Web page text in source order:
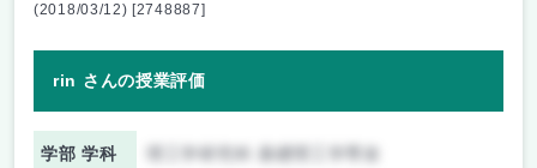
(2018/03/12) [2748887]
rin さんの授業評価
学部 学科